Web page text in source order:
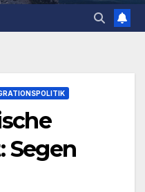
Segen